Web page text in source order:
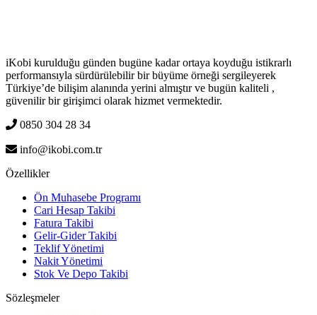
iKobi kurulduğu günden bugüne kadar ortaya koyduğu istikrarlı
performansıyla sürdürülebilir bir büyüme örneği sergileyerek
Türkiye’de bilişim alanında yerini almıştır ve bugün kaliteli ,
güvenilir bir girişimci olarak hizmet vermektedir.
0850 304 28 34
info@ikobi.com.tr
Özellikler
Ön Muhasebe Programı
Cari Hesap Takibi
Fatura Takibi
Gelir-Gider Takibi
Teklif Yönetimi
Nakit Yönetimi
Stok Ve Depo Takibi
Sözleşmeler